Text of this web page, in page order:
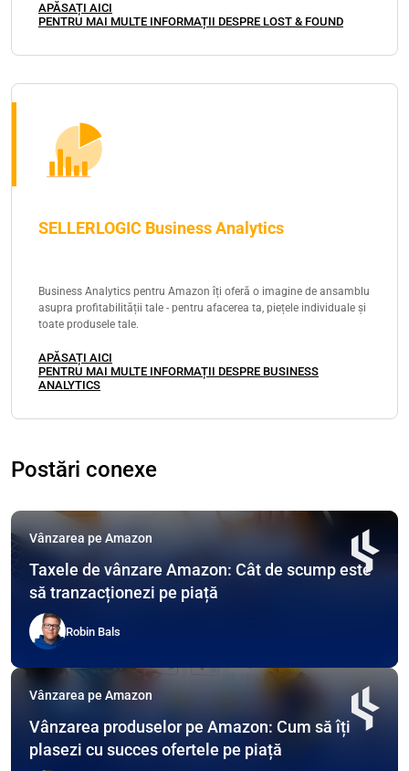
APĂSAȚI AICI
PENTRU MAI MULTE INFORMAȚII DESPRE LOST & FOUND
SELLERLOGIC Business Analytics
Business Analytics pentru Amazon îți oferă o imagine de ansamblu
asupra profitabilității tale - pentru afacerea ta, piețele individuale și
toate produsele tale.
APĂSAȚI AICI
PENTRU MAI MULTE INFORMAȚII DESPRE BUSINESS
ANALYTICS
Postări conexe
Vânzarea pe Amazon
Taxele de vânzare Amazon: Cât de scump este
să tranzacționezi pe piață
Robin Bals
Vânzarea pe Amazon
Vânzarea produselor pe Amazon: Cum să îți
plasezi cu succes ofertele pe piață